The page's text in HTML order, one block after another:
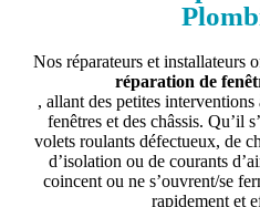
Nos réparateurs et installateurs
réparation de
, allant des petites
fenêtres et des châssis. Qu’il
volets roulants défectueux, de
d’isolation ou de courants
coincent ou ne s’ouvrent/se
rapidement et